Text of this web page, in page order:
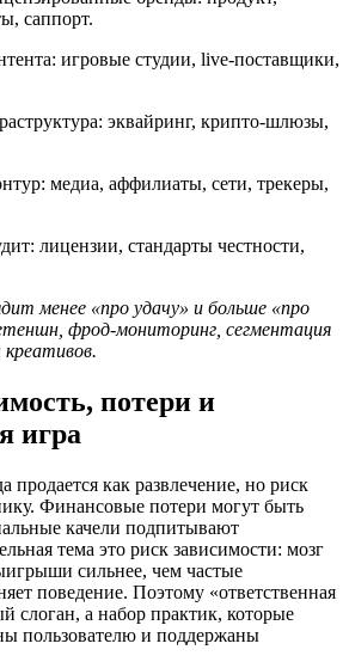
саппорт.
игровые студии, live-поставщики,
эквайринг, крипто-шлюзы,
медиа, аффилиаты, сети, трекеры,
лицензии, стандарты честности,
менее «про удачу» и больше «про
фрод-мониторинг, сегментация
потери и
игра
продается как развлечение, но риск
Финансовые потери могут быть
качели подпитывают
тема это риск зависимости: мозг
сильнее, чем частые
поведение. Поэтому «ответственная
слоган, а набор практик, которые
пользователю и поддержаны